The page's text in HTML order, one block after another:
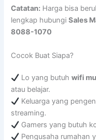
Catatan: Harga bisa
lengkap hubungiSales
8088-1070
Cocok Buat Siapa?
Lo yang butuhwifi
atau belajar.
Keluarga yang
streaming.
Gamers yang butuh
Pengusaha rumahan